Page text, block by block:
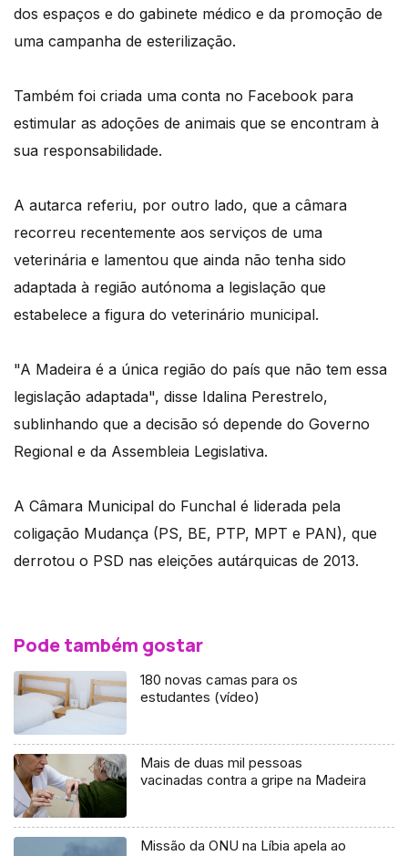
dos espaços e do gabinete médico e da promoção de
uma campanha de esterilização.
Também foi criada uma conta no Facebook para
estimular as adoções de animais que se encontram à
sua responsabilidade.
A autarca referiu, por outro lado, que a câmara
recorreu recentemente aos serviços de uma
veterinária e lamentou que ainda não tenha sido
adaptada à região autónoma a legislação que
estabelece a figura do veterinário municipal.
"A Madeira é a única região do país que não tem essa
legislação adaptada", disse Idalina Perestrelo,
sublinhando que a decisão só depende do Governo
Regional e da Assembleia Legislativa.
A Câmara Municipal do Funchal é liderada pela
coligação Mudança (PS, BE, PTP, MPT e PAN), que
derrotou o PSD nas eleições autárquicas de 2013.
Pode também gostar
180 novas camas para os
estudantes (vídeo)
Mais de duas mil pessoas
vacinadas contra a gripe na Madeira
Missão da ONU na Líbia apela ao